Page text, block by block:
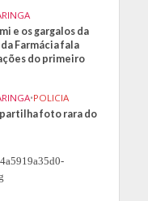
e os gargalos da
Farmácia fala
do primeiro
•POLICIA
foto rara do